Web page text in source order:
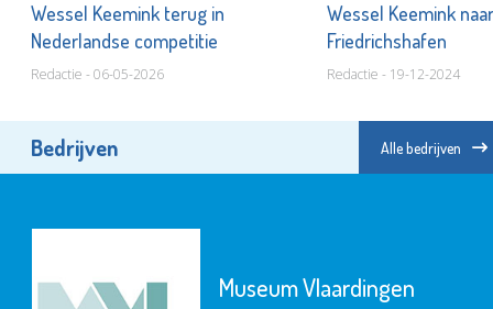
Wessel Keemink terug in
Nederlandse competitie
Redactie - 06-05-2026
Wessel Keemink naar
Friedrichshafen
Redactie - 19-12-2024
Bedrijven Alle bedrijven
Museum Vlaardingen